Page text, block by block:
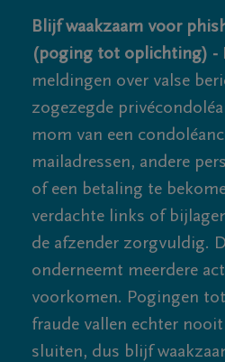
Blijf waakzaam voor
(poging tot oplichting) -
meldingen over valse
zogezegde
mom van een
mailadressen, andere
of een betaling te
verdachte links of
de afzender zorgvuldig.
onderneemt meerdere
voorkomen. Pogingen
fraude vallen echter
sluiten, dus blijf